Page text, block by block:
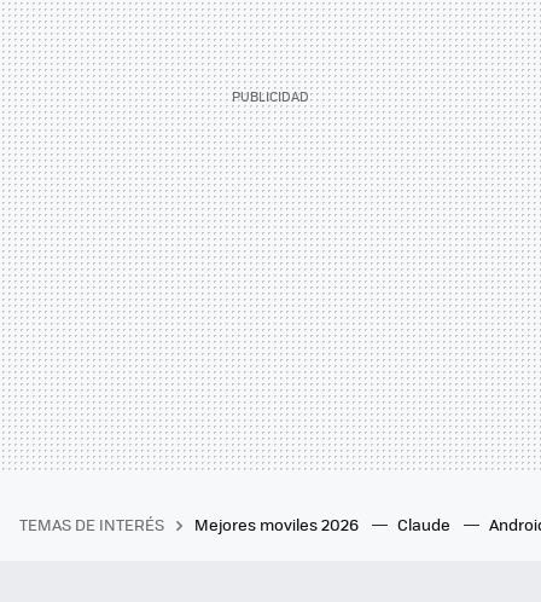
TEMAS DE INTERÉS Mejores moviles 2026 Claude